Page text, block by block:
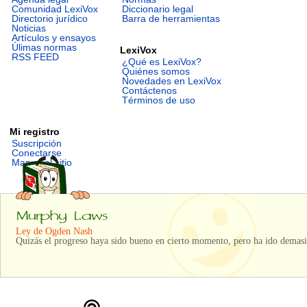
Comunidad LexiVox
Directorio jurídico
Noticias
Artículos y ensayos
Úlimas normas
RSS FEED
Diccionario legal
Barra de herramientas
LexiVox
¿Qué es LexiVox?
Quiénes somos
Novedades en LexiVox
Contáctenos
Términos de uso
Mi registro
Suscripción
Conectarse
Mapa del sitio
Ley de Ogden Nash
Quizás el progreso haya sido bueno en cierto momento, pero ha ido